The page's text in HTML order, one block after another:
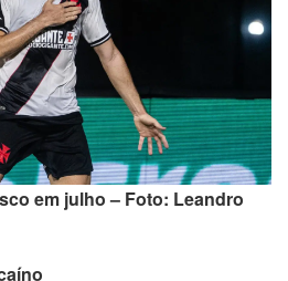
em julho – Foto: Leandro